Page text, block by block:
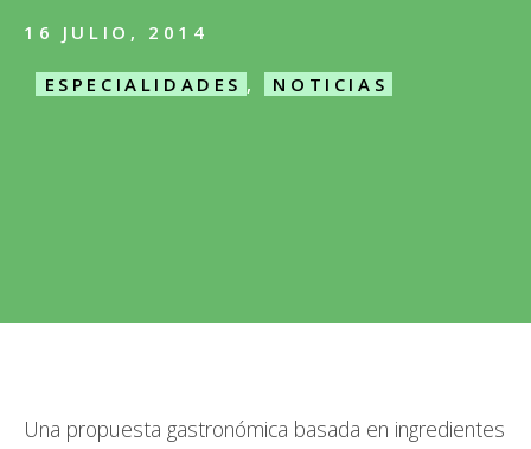
16 JULIO, 2014
ESPECIALIDADES , NOTICIAS
Una propuesta gastronómica basada en ingredientes